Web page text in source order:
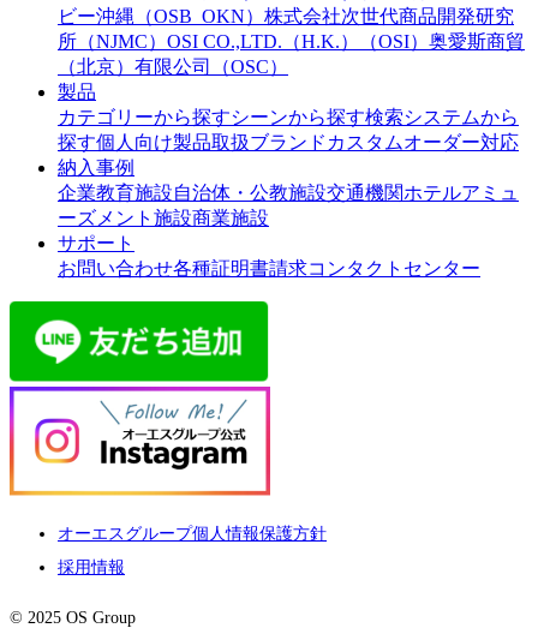
ビー沖縄（OSB_OKN） 株式会社次世代商品開発研究
所（NJMC） OSI CO.,LTD.（H.K.）（OSI） 奥愛斯商貿
（北京）有限公司（OSC）
製品
カテゴリーから探すシーンから探す検索システムから
探す個人向け製品取扱ブランド カスタムオーダー対応
納入事例
企業教育施設自治体・公教施設交通機関ホテルアミュ
ーズメント施設商業施設
サポート
お問い合わせ各種証明書請求コンタクトセンター
オーエスグループ個人情報保護方針
採用情報
© 2025 OS Group